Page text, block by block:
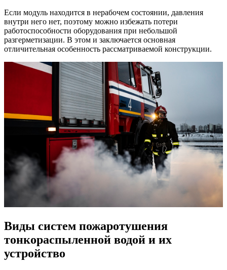
Если модуль находится в нерабочем состоянии, давления
внутри него нет, поэтому можно избежать потери
работоспособности оборудования при небольшой
разгерметизации. В этом и заключается основная
отличительная особенность рассматриваемой конструкции.
Виды систем пожаротушения
тонкораспыленной водой и их
устройство